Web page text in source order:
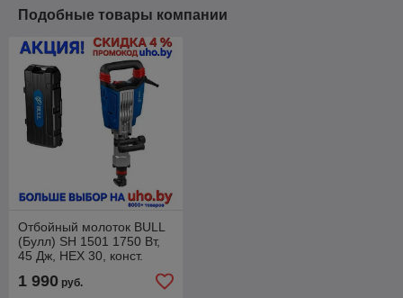
Подобные товары компании
Отбойный молоток BULL
(Булл) SH 1501 1750 Вт,
45 Дж, HEX 30, конст.
электрический, электро,
1600 уд/мин
1 990 руб.